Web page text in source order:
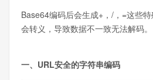
Base64编码后会生成+，/，=这些
会转义，导致数据不一致无法解码。
一、URL安全的字符串编码